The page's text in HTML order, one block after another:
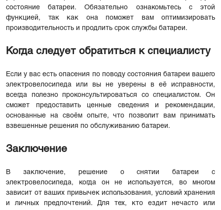
состояние батареи. Обязательно ознакомьтесь с этой
функцией, так как она поможет вам оптимизировать
производительность и продлить срок службы батареи.
Когда следует обратиться к специалисту
Если у вас есть опасения по поводу состояния батареи вашего
электровелосипеда или вы не уверены в её исправности,
всегда полезно проконсультироваться со специалистом. Он
сможет предоставить ценные сведения и рекомендации,
основанные на своём опыте, что позволит вам принимать
взвешенные решения по обслуживанию батареи.
Заключение
В заключение, решение о снятии батареи с
электровелосипеда, когда он не используется, во многом
зависит от ваших привычек использования, условий хранения
и личных предпочтений. Для тех, кто ездит нечасто или